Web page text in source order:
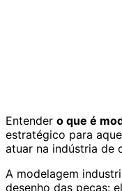
Entender o que é
estratégico para
atuar na indústria de
A modelagem
desenho das peças: